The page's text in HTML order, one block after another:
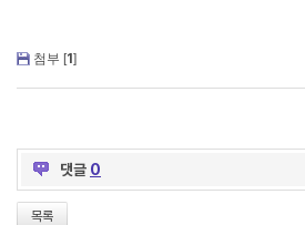
첨부 [1 ]
댓글 0
목록